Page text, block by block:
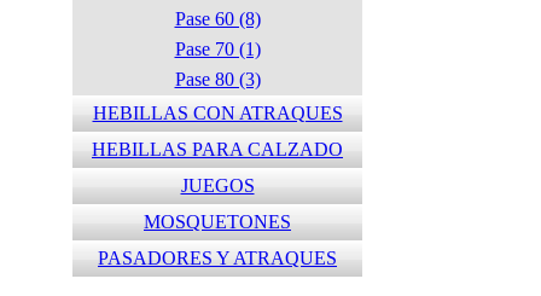
Pase 60 (8)
Pase 70 (1)
Pase 80 (3)
HEBILLAS CON ATRAQUES
HEBILLAS PARA CALZADO
JUEGOS
MOSQUETONES
PASADORES Y ATRAQUES